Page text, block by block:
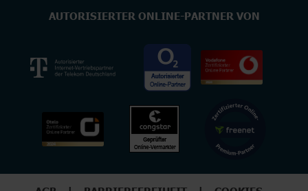
AUTORISIERTER ONLINE-PARTNER VON